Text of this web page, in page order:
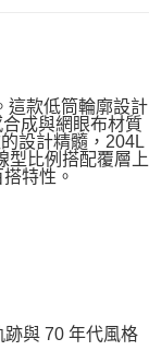
這款低筒輪廓設計
成與網眼布材質
設計精髓，204L
型比例搭配覆層上
特性。
與 70 年代風格